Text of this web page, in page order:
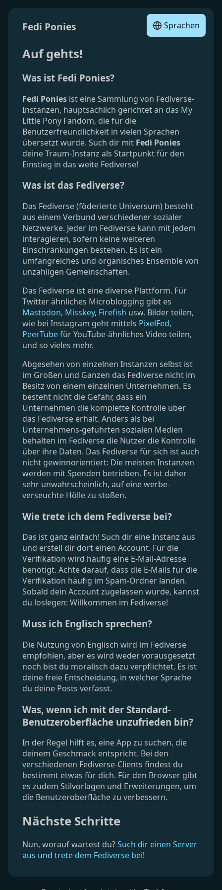
Fedi Ponies Sprachen
Auf gehts!
Was ist Fedi Ponies?
Fedi Poniesist eine Sammlung von Fediverse-
Instanzen, hauptsächlich gerichtet an das My
Little Pony Fandom, die für die
Benutzerfreundlichkeit in vielen Sprachen
übersetzt wurde. Such dir mit Fedi Ponies
deine Traum-Instanz als Startpunkt für den
Einstieg in das weite Fediverse!
Was ist das Fediverse?
Das Fediverse (föderierte Universum) besteht
aus einem Verbund verschiedener sozialer
Netzwerke. Jeder im Fediverse kann mit jedem
interagieren, sofern keine weiteren
Einschränkungen bestehen. Es ist ein
umfangreiches und organisches Ensemble von
unzähligen Gemeinschaften.
Das Fediverse ist eine diverse Plattform. Für
Twitter ähnliches Microblogging gibt es
Mastodon, Misskey, Firefish usw. Bilder teilen,
wie bei Instagram geht mittels PixelFed,
PeerTubefür YouTube-ähnliches Video teilen,
und so vieles mehr.
Abgesehen von einzelnen Instanzen selbst ist
im Großen und Ganzen das Fediverse nicht im
Besitz von einem einzelnen Unternehmen. Es
besteht nicht die Gefahr, dass ein
Unternehmen die komplette Kontrolle über
das Fediverse erhält. Anders als bei
Unternehmens-geführten sozialen Medien
behalten im Fediverse die Nutzer die Kontrolle
über ihre Daten. Das Fediverse für sich ist auch
nicht gewinnorientiert: Die meisten Instanzen
werden mit Spenden betrieben. Es ist daher
sehr unwahrscheinlich, auf eine werbe-
verseuchte Hölle zu stoßen.
Wie trete ich dem Fediverse bei?
Das ist ganz einfach! Such dir eine Instanz aus
und erstell dir dort einen Account. Für die
Verifikation wird häufig eine E-Mail-Adresse
benötigt. Achte darauf, dass die E-Mails für die
Verifikation häufig im Spam-Ordner landen.
Sobald dein Account zugelassen wurde, kannst
du loslegen: Willkommen im Fediverse!
Muss ich Englisch sprechen?
Die Nutzung von Englisch wird im Fediverse
empfohlen, aber es wird weder vorausgesetzt
noch bist du moralisch dazu verpflichtet. Es ist
deine freie Entscheidung, in welcher Sprache
du deine Posts verfasst.
Was, wenn ich mit der Standard-
Benutzeroberfläche unzufrieden bin?
In der Regel hilft es, eine App zu suchen, die
deinem Geschmack entspricht. Bei den
verschiedenen Fediverse-Clients findest du
bestimmt etwas für dich. Für den Browser gibt
es zudem Stilvorlagen und Erweiterungen, um
die Benutzeroberfläche zu verbessern.
Nächste Schritte
Nun, worauf wartest du?Such dir einen Server
aus und trete dem Fediverse bei!